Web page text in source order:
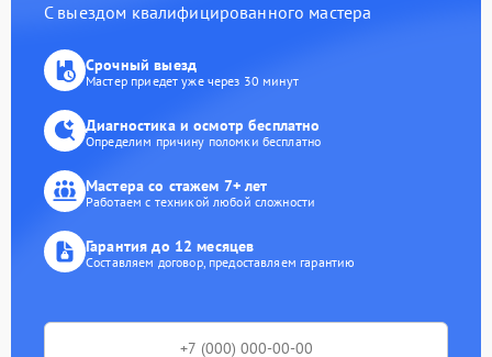
С выездом квалифицированного мастера
Срочный выезд
Мастер приедет уже через 30 минут
Диагностика и осмотр бесплатно
Определим причину поломки бесплатно
Мастера со стажем 7+ лет
Работаем с техникой любой сложности
Гарантия до 12 месяцев
Составляем договор, предоставляем гарантию